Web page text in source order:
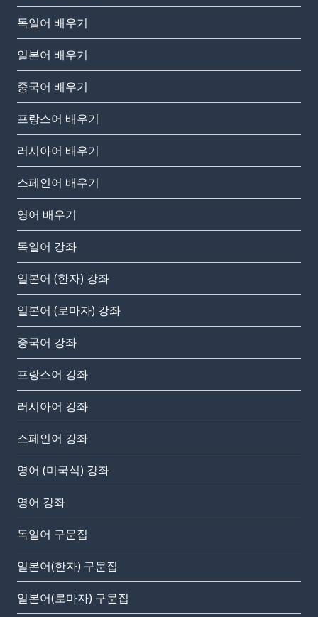
독일어 배우기
일본어 배우기
중국어 배우기
프랑스어 배우기
러시아어 배우기
스페인어 배우기
영어 배우기
독일어 강좌
일본어 (한자) 강좌
일본어 (로마자) 강좌
중국어 강좌
프랑스어 강좌
러시아어 강좌
스페인어 강좌
영어 (미국식) 강좌
영어 강좌
독일어 구문집
일본어(한자) 구문집
일본어(로마자) 구문집